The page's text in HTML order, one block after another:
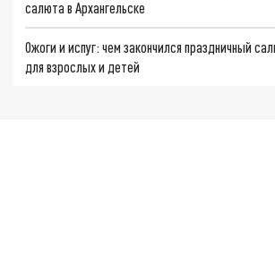
салюта в Архангельске
Ожоги и испуг: чем закончился праздничный
для взрослых и детей